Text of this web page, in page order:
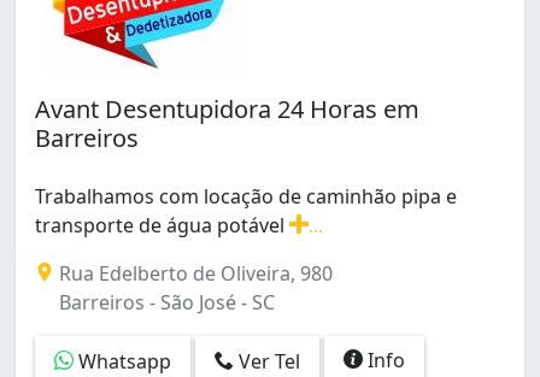
Avant Desentupidora 24 Horas em
Barreiros
Trabalhamos com locação de caminhão pipa e
transporte de água potável
Rua Edelberto de Oliveira, 980
Barreiros - São José - SC
Whatsapp Ver Tel Info